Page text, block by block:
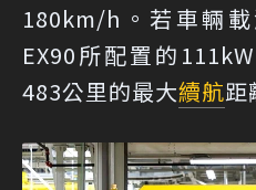
180km/h。若車輛
EX90所配置的
483公里的最大續航距